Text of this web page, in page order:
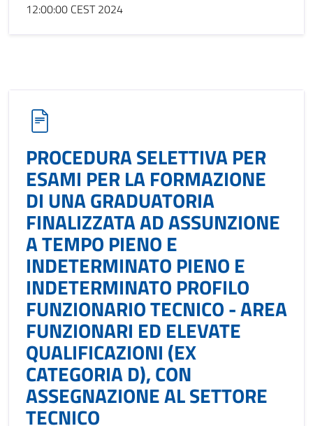
12:00:00 CEST 2024
PROCEDURA SELETTIVA PER
ESAMI PER LA FORMAZIONE
DI UNA GRADUATORIA
FINALIZZATA AD ASSUNZIONE
A TEMPO PIENO E
INDETERMINATO PIENO E
INDETERMINATO PROFILO
FUNZIONARIO TECNICO - AREA
FUNZIONARI ED ELEVATE
QUALIFICAZIONI (EX
CATEGORIA D), CON
ASSEGNAZIONE AL SETTORE
TECNICO